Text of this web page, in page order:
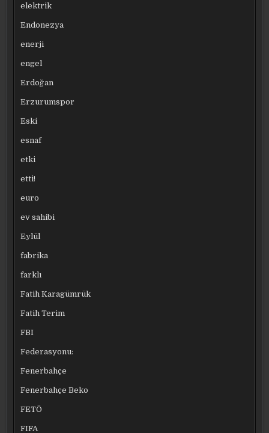
elektrik
Endonezya
enerji
engel
Erdoğan
Erzurumspor
Eski
esnaf
etki
etti!
euro
ev sahibi
Eylül
fabrika
farklı
Fatih Karagümrük
Fatih Terim
FBI
Federasyonu:
Fenerbahçe
Fenerbahçe Beko
FETÖ
FIFA